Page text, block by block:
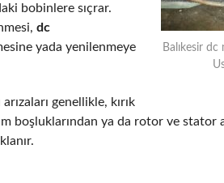
Balıkesir
bobinlere sıçrar.
dc
yada yenilenmeye
genellikle, kırık
boşluklarından ya da rotor ve stator